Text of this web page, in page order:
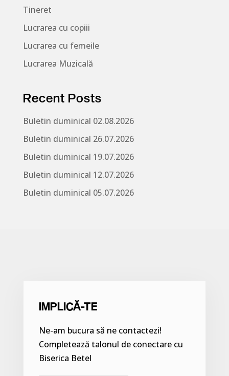
Tineret
Lucrarea cu copiii
Lucrarea cu femeile
Lucrarea Muzicală
Recent Posts
Buletin duminical 02.08.2026
Buletin duminical 26.07.2026
Buletin duminical 19.07.2026
Buletin duminical 12.07.2026
Buletin duminical 05.07.2026
IMPLICĂ-TE
Ne-am bucura să ne contactezi!
Completează talonul de conectare cu
Biserica Betel